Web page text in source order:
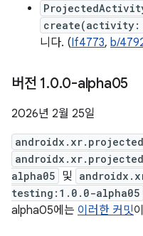
니다. (If4773, b/
버전 1.0.0-alpha05
2026년 2월 25일
alpha05 및
testing:1.0.0-alpha05
alpha05에는 이러한 커밋